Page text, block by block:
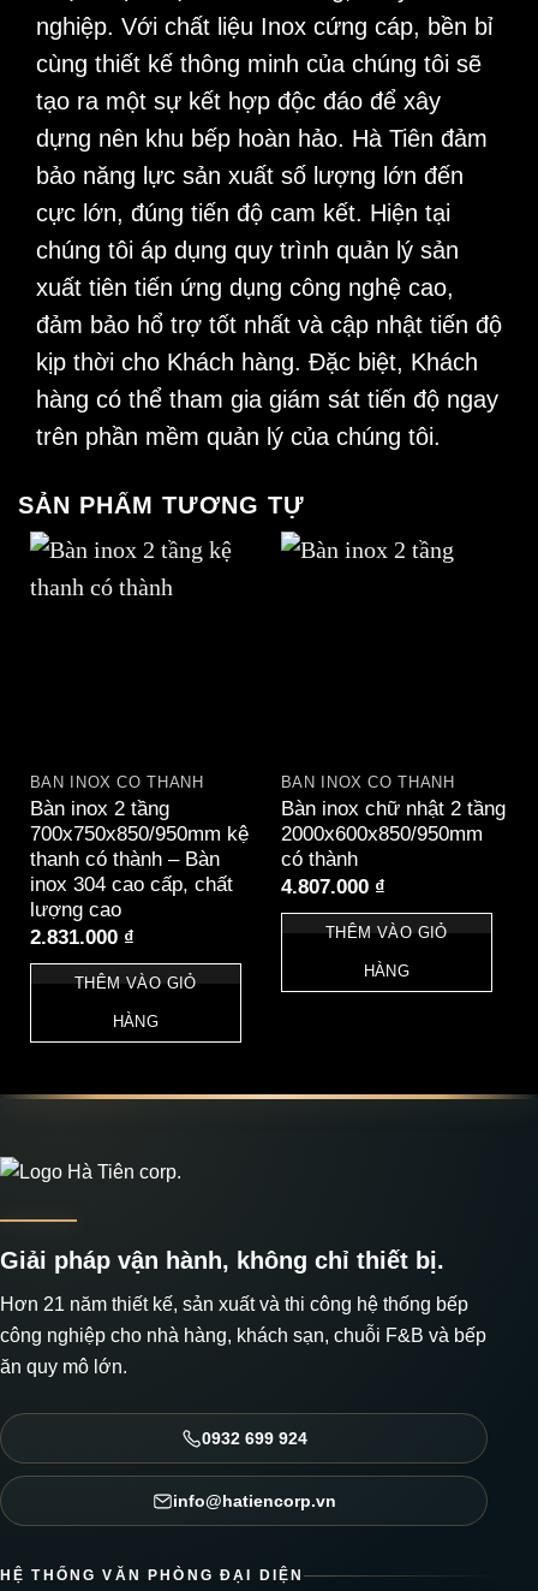
nghiệp. Với chất liệu Inox cứng cáp, bền bỉ
cùng thiết kế thông minh của chúng tôi sẽ
tạo ra một sự kết hợp độc đáo để xây
dựng nên khu bếp hoàn hảo. Hà Tiên đảm
bảo năng lực sản xuất số lượng lớn đến
cực lớn, đúng tiến độ cam kết. Hiện tại
chúng tôi áp dụng quy trình quản lý sản
xuất tiên tiến ứng dụng công nghệ cao,
đảm bảo hổ trợ tốt nhất và cập nhật tiến độ
kịp thời cho Khách hàng. Đặc biệt, Khách
hàng có thể tham gia giám sát tiến độ ngay
trên phần mềm quản lý của chúng tôi.
SẢN PHẨM TƯƠNG TỰ
BÀN INOX CÓ THÀNH
Bàn inox 2 tầng
700x750x850/950mm kệ
thanh có thành – Bàn
inox 304 cao cấp, chất
lượng cao
2.831.000 ₫
THÊM VÀO GIỎ
HÀNG
BÀN INOX CÓ THÀNH
Bàn inox chữ nhật 2 tầng
2000x600x850/950mm
có thành
4.807.000 ₫
THÊM VÀO GIỎ
HÀNG
Giải pháp vận hành, không chỉ thiết bị.
Hơn 21 năm thiết kế, sản xuất và thi công hệ thống bếp
công nghiệp cho nhà hàng, khách sạn, chuỗi F&B và bếp
ăn quy mô lớn.
0932 699 924
info@hatiencorp.vn
HỆ THỐNG VĂN PHÒNG ĐẠI DIỆN